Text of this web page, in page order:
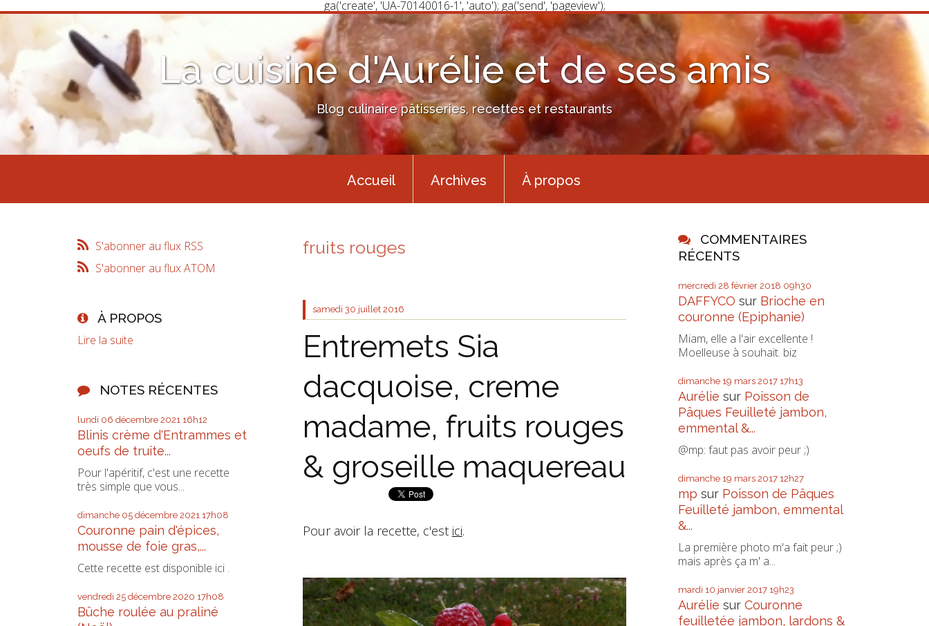
ga('create', 'UA-70140016-1', 'auto'); ga('send', 'pageview');
La cuisine d'Aurélie et de ses amis
Blog culinaire pâtisseries, recettes et restaurants
Accueil Archives À propos
S'abonner au flux RSS
S'abonner au flux ATOM
À PROPOS
Lire la suite
NOTES RÉCENTES
lundi 06 décembre 2021 16h12
Blinis crème d'Entrammes et
oeufs de truite...
Pour l'apéritif, c'est une recette
très simple que vous...
dimanche 05 décembre 2021 17h08
Couronne pain d'épices,
mousse de foie gras,...
Cette recette est disponible ici .
vendredi 25 décembre 2020 17h08
Bûche roulée au praliné
fruits rouges
samedi 30 juillet 2016
Entremets Sia
dacquoise, creme
madame, fruits rouges
& groseille maquereau
Pour avoir la recette, c'est ici.
COMMENTAIRES
RÉCENTS
mercredi 28 février 2018 09h30
DAFFYCO sur Brioche en
couronne (Epiphanie)
Miam, elle a l'air excellente !
Moelleuse à souhait. biz
dimanche 19 mars 2017 17h13
Aurélie sur Poisson de
Pâques Feuilleté jambon,
emmental &...
@mp: faut pas avoir peur ;)
dimanche 19 mars 2017 12h27
mp sur Poisson de Pâques
Feuilleté jambon, emmental
&...
La première photo m'a fait peur ;)
mais après ça m' a...
mardi 10 janvier 2017 19h23
Aurélie sur Couronne
feuilletée jambon, lardons &